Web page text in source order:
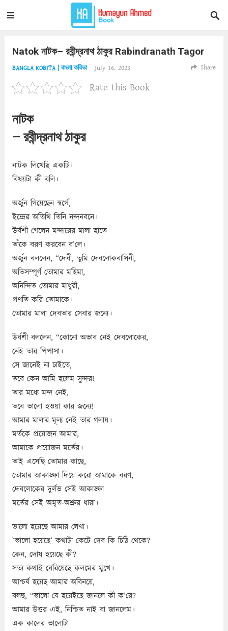
Natok নাটক– রবীন্দ্রনাথ ঠাকুর Rabindranath Tagor
BANGLA KOBITA | বাংলা কবিতা July 16, 2023 Share
Rate this Book
নাটক
– রবীন্দ্রনাথ ঠাকুর
নাটক লিখেছি একটি।
বিষয়টা কী বলি।
অর্জুন গিয়েছেন স্বর্গে,
ইন্দ্রের অতিথি তিনি নন্দনবনে।
উর্বশী গেলেন মন্দারের মালা হাতে
তাঁকে বরণ করবেন ব’লে।
অর্জুন বললেন, “দেবী, তুমি দেবলোকবাসিনী,
অতিসম্পূর্ণ তোমার মহিমা,
অনিন্দিত তোমার মাধুরী,
প্রণতি করি তোমাকে।
তোমার মালা দেবতার সেবার জন্যে।
উর্বশী বললেন, “কোনো অভাব নেই দেবলোকের,
নেই তার পিপাসা।
সে জানেই না চাইতে,
তবে কেন আমি হলেম সুন্দর!
তার মধ্যে মন্দ নেই,
তবে ভালো হওয়া কার জন্যে!
আমার মালার মূল্য নেই তার গলায়।
মর্তকে প্রয়োজন আমার,
আমাকে প্রয়োজন মর্তের।
তাই এসেছি তোমার কাছে,
তোমার আকাঙ্ক্ষা দিয়ে করো আমাকে বরণ,
দেবলোকের দুর্লভ সেই আকাঙ্ক্ষা
মর্তের সেই অমৃত-অশ্রুর ধারা।
ভালো হয়েছে আমার লেখা।
`ভালো হয়েছে’ কথাটা কেটে দেব কি চিঠি থেকে?
কেন, দোষ হয়েছে কী?
সত্য কথাই বেরিয়েছে কলমের মুখে।
আশ্চর্য হয়েছ আমার অবিনয়ে,
বলছ, “ভালো যে হয়েইছে জানলে কী ক’রে?
আমার উত্তর এই, নিশ্চিত নাই বা জানলেম।
এক কালের ভালোটা